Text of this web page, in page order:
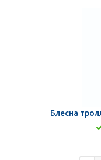
Блесна